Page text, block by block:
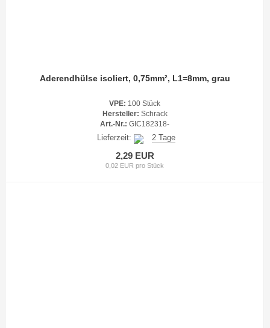
Aderendhülse isoliert, 0,75mm², L1=8mm, grau
VPE: 100 Stück
Hersteller: Schrack
Art.-Nr.: GIC182318-
Lieferzeit: 2 Tage
2,29 EUR
0,02 EUR pro Stück